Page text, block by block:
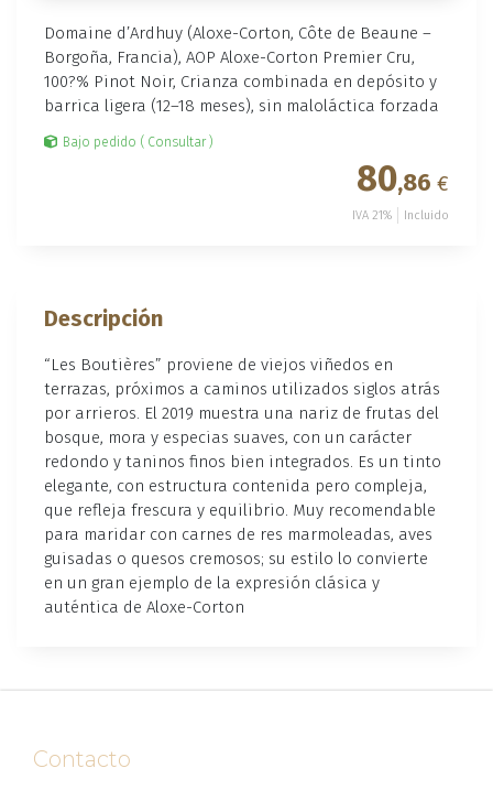
Domaine d’Ardhuy (Aloxe-Corton, Côte de Beaune –
Borgoña, Francia), AOP Aloxe-Corton Premier Cru,
100?% Pinot Noir, Crianza combinada en depósito y
barrica ligera (12–18 meses), sin maloláctica forzada
Bajo pedido ( Consultar )
80,86 €
IVA 21% Incluido
Descripción
“Les Boutières” proviene de viejos viñedos en
terrazas, próximos a caminos utilizados siglos atrás
por arrieros. El 2019 muestra una nariz de frutas del
bosque, mora y especias suaves, con un carácter
redondo y taninos finos bien integrados. Es un tinto
elegante, con estructura contenida pero compleja,
que refleja frescura y equilibrio. Muy recomendable
para maridar con carnes de res marmoleadas, aves
guisadas o quesos cremosos; su estilo lo convierte
en un gran ejemplo de la expresión clásica y
auténtica de Aloxe-Corton
Contacto